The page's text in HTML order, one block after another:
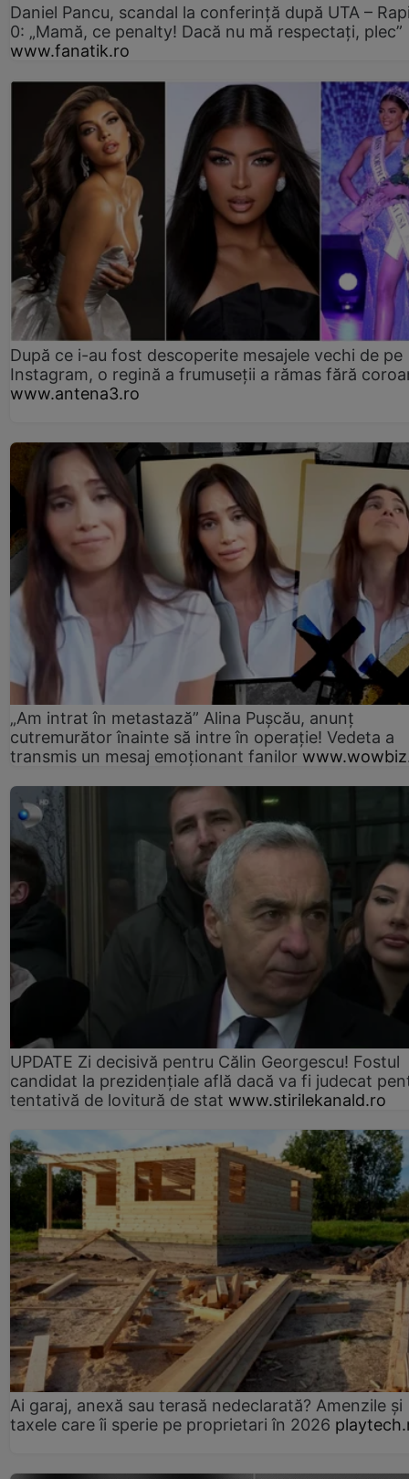
Daniel Pancu, scandal la conferință după UTA –
0: „Mamă, ce penalty! Dacă nu mă respectați, plec”
www.fanatik.ro
După ce i-au fost descoperite mesajele vechi de pe
Instagram, o regină a frumuseții a rămas fără
www.antena3.ro
„Am intrat în metastază” Alina Pușcău, anunț
cutremurător înainte să intre în operație! Vedeta a
transmis un mesaj emoționant fanilor
UPDATE Zi decisivă pentru Călin Georgescu! Fostul
candidat la prezidențiale află dacă va fi judecat
tentativă de lovitură de stat www.stirilekanald.ro
Ai garaj, anexă sau terasă nedeclarată? Amenzile și
taxele care îi sperie pe proprietari în 2026